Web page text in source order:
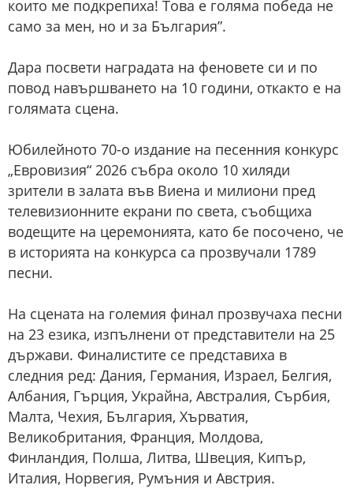
които ме подкрепиха! Това е голяма победа не
само за мен, но и за България”.
Дара посвети наградата на феновете си и по
повод навършването на 10 години, откакто е на
голямата сцена.
Юбилейното 70-о издание на песенния конкурс
„Евровизия“ 2026 събра около 10 хиляди
зрители в залата във Виена и милиони пред
телевизионните екрани по света, съобщиха
водещите на церемонията, като бе посочено, че
в историята на конкурса са прозвучали 1789
песни.
На сцената на големия финал прозвучаха песни
на 23 езика, изпълнени от представители на 25
държави. Финалистите се представиха в
следния ред: Дания, Германия, Израел, Белгия,
Албания, Гърция, Украйна, Австралия, Сърбия,
Малта, Чехия, България, Хърватия,
Великобритания, Франция, Молдова,
Финландия, Полша, Литва, Швеция, Кипър,
Италия, Норвегия, Румъния и Австрия.